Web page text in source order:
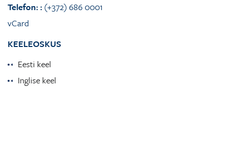
Telefon: : (+372) 686 0001
vCard
KEELEOSKUS
Eesti keel
Inglise keel